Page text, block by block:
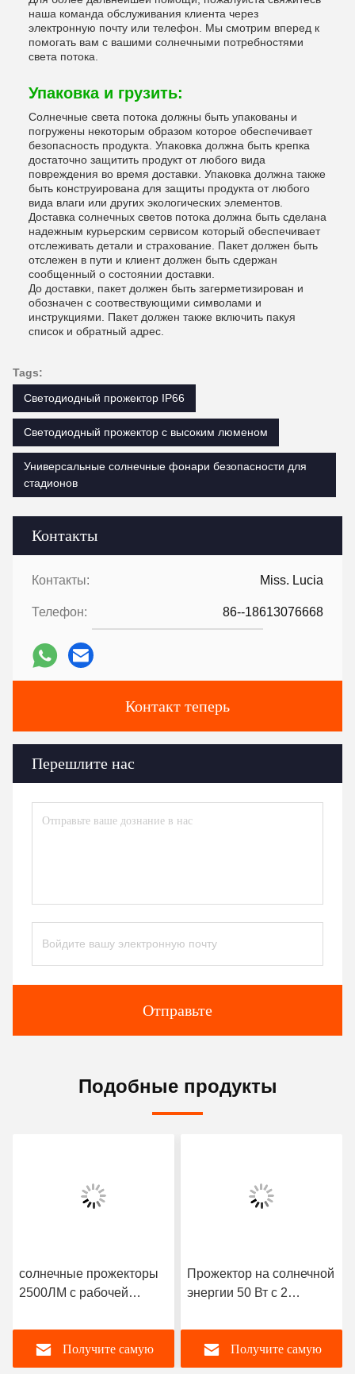
Контакты
Контакты: Miss. Lucia
Телефон: 86--18613076668
Контакт теперь
Перешлите нас
Отправьте
наша команда обслуживания клиента через
электронную почту или телефон. Мы смотрим вперед к
помогать вам с вашими солнечными потребностями
света потока.
Упаковка и грузить:
Солнечные света потока должны быть упакованы и
погружены некоторым образом которое обеспечивает
безопасность продукта. Упаковка должна быть крепка
достаточно защитить продукт от любого вида
повреждения во время доставки. Упаковка должна также
быть конструирована для защиты продукта от любого
вида влаги или других экологических элементов.
Доставка солнечных светов потока должна быть сделана
надежным курьерским сервисом который обеспечивает
отслеживать детали и страхование. Пакет должен быть
отслежен в пути и клиент должен быть сдержан
сообщенный о состоянии доставки.
До доставки, пакет должен быть загерметизирован и
обозначен с соотвествующими символами и
инструкциями. Пакет должен также включить пакуя
список и обратный адрес.
Tags:
Светодиодный прожектор IP66
Светодиодный прожектор с высоким люменом
Универсальные солнечные фонари безопасности для
стадионов
Подобные продукты
солнечные прожекторы
2500ЛМ с рабочей
до 60℃ 3кг
Получите самую
Прожектор на солнечной
энергии 50 Вт с 2
Вт
Получите самую